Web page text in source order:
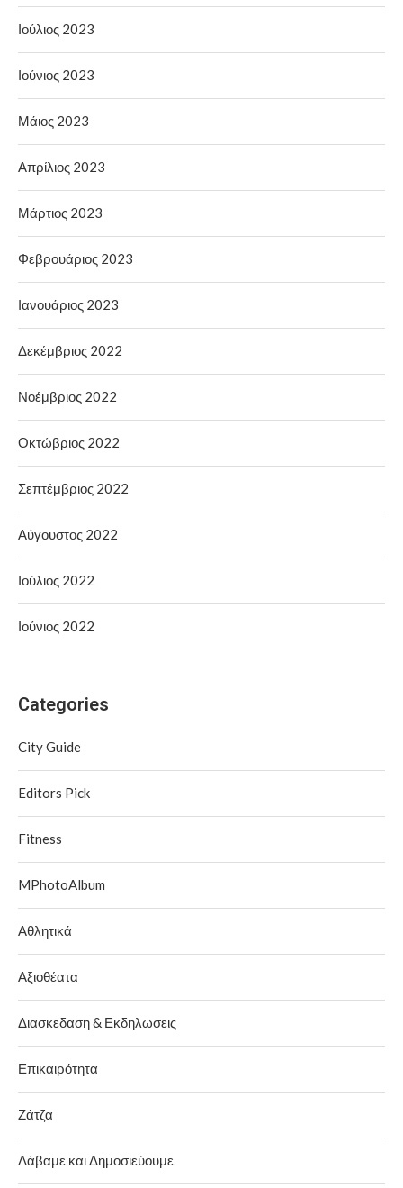
Ιούλιος 2023
Ιούνιος 2023
Μάιος 2023
Απρίλιος 2023
Μάρτιος 2023
Φεβρουάριος 2023
Ιανουάριος 2023
Δεκέμβριος 2022
Νοέμβριος 2022
Οκτώβριος 2022
Σεπτέμβριος 2022
Αύγουστος 2022
Ιούλιος 2022
Ιούνιος 2022
Categories
City Guide
Editors Pick
Fitness
MPhotoAlbum
Αθλητικά
Αξιοθέατα
Διασκεδαση & Εκδηλωσεις
Επικαιρότητα
Ζάτζα
Λάβαμε και Δημοσιεύουμε